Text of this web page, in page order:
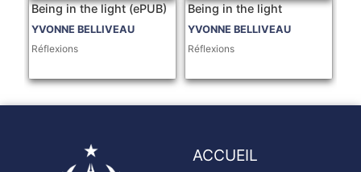
Being in the light (ePUB)
YVONNE BELLIVEAU
Réflexions
Being in the light
YVONNE BELLIVEAU
Réflexions
ACCUEIL